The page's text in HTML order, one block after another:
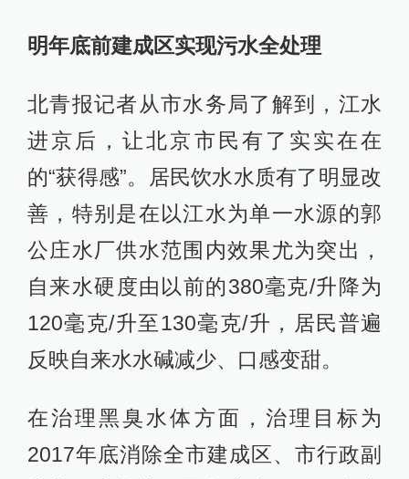
明年底前建成区实现污水全处理
北青报记者从市水务局了解到，江水
进京后，让北京市民有了实实在在
的“获得感”。居民饮水水质有了明显改
善，特别是在以江水为单一水源的郭
公庄水厂供水范围内效果尤为突出，
自来水硬度由以前的380毫克/升降为
120毫克/升至130毫克/升，居民普遍
反映自来水水碱减少、口感变甜。
在治理黑臭水体方面，治理目标为
2017年底消除全市建成区、市行政副